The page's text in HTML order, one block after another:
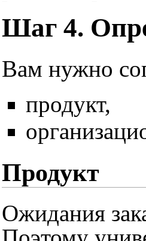
Шаг 4.
Вам нужно
продукт,
Продукт
Ожидания